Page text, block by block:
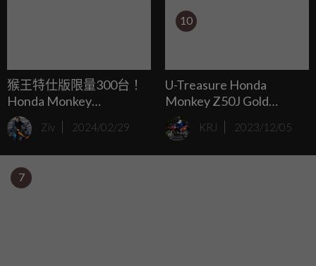
2019年推出的Monkey 125 x Dragon Ball 特仕版，也讓人好
奇這台限量版的小猴子是否有機會重新上市。
猴王特仕版限量300台！
Honda Monkey
125「King Special
Custom Edition」泰國發
Ziv 2024/02/29
10
U-Treasure Honda
Monkey Z50J Gold
Limited Edition：售價55
萬日元、1/12比例的鍍金
KRJ 2023/12/05
7